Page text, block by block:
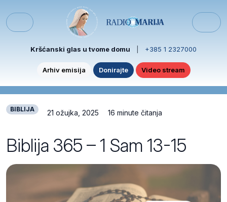
Menu
Kršćanski glas u tvome domu +385 1 2327000
Arhiv emisija Donirajte Video stream
BIBLIJA 21 ožujka, 2025 16 minute čitanja
Biblija 365 – 1 Sam 13-15